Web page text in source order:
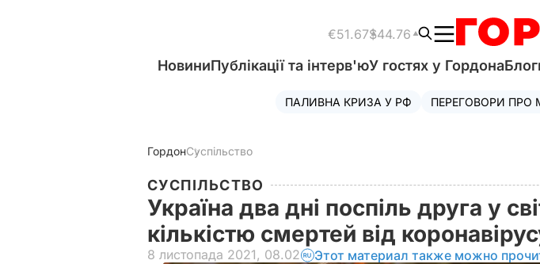
€51.67$44.76
НовиниПублікації та інтерв'юУ гостях у Гордона
ПАЛИВНА КРИЗА У РФ ПЕРЕГОВОРИ ПРО
ГордонСуспільство
СУСПІЛЬСТВО
Україна два дні поспіль друга у
кількістю смертей від
8 листопада 2021, 08.02 Этот материал также можно